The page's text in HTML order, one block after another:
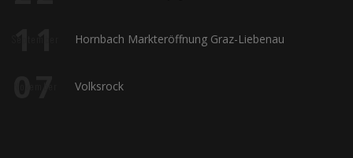
Hornbach Markteröffnung Graz-Liebenau
Volksrock